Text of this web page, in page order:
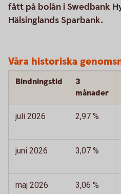
fått på bolån i Swedbank
Hälsinglands Sparbank.
Våra historiska
Bindningstid
3
månader
juli 2026 2,97 %
juni 2026 3,07 %
maj 2026 3,06 %